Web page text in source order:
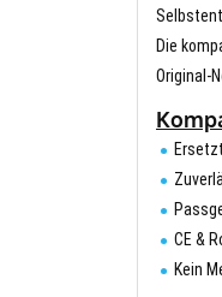
Die
Original-
CE &
Kein